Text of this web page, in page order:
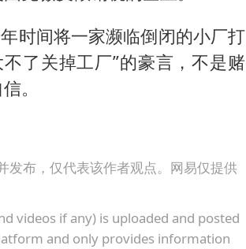
时间将一家濒临倒闭的小厂打
了关掉工厂”的豪言，不是赌
。
发布，仅代表该作者观点。网易仅提供
videos if any) is uploaded and posted
and only provides information